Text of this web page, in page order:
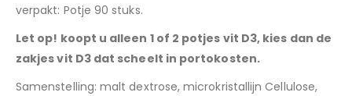
verpakt: Potje 90 stuks.
Let op! koopt u alleen 1 of 2 potjes vit D3, kies dan de
zakjes vit D3 dat scheelt in portokosten.
Samenstelling: malt dextrose, microkristallijn Cellulose,